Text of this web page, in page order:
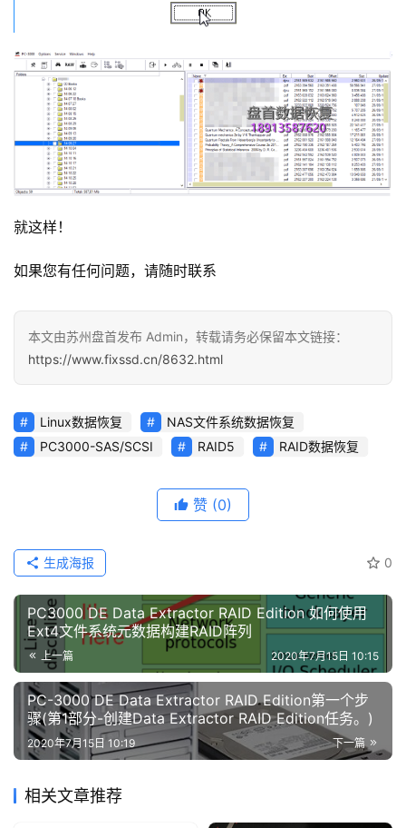
就这样！
如果您有任何问题，请随时联系
本文由苏州盘首发布 Admin，转载请务必保留本文链接：
https://www.fixssd.cn/8632.html
Linux数据恢复
NAS文件系统数据恢复
PC3000-SAS/SCSI
RAID5 RAID数据恢复
赞 (0)
0
生成海报
PC3000 DE Data Extractor RAID Edition 如何使用
Ext4文件系统元数据构建RAID阵列
上一篇 2020年7月15日 10:15
PC-3000 DE Data Extractor RAID Edition第一个步
骤(第1部分-创建Data Extractor RAID Edition任务。)
下一篇
2020年7月15日 10:19
相关文章推荐